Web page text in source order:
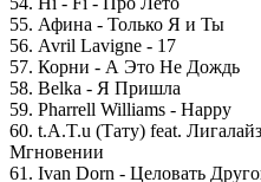
55. Афина - Только Я и Ты
56. Avril Lavigne - 17
57. Корни - А Это Не Дождь
58. Belka - Я Пришла
59. Pharrell Williams - Happy
60. t.A.T.u (Тату) feat.
Мгновении
61. Ivan Dorn - Целовать